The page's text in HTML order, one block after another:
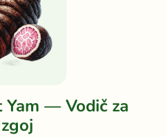
Yam — Vodič za